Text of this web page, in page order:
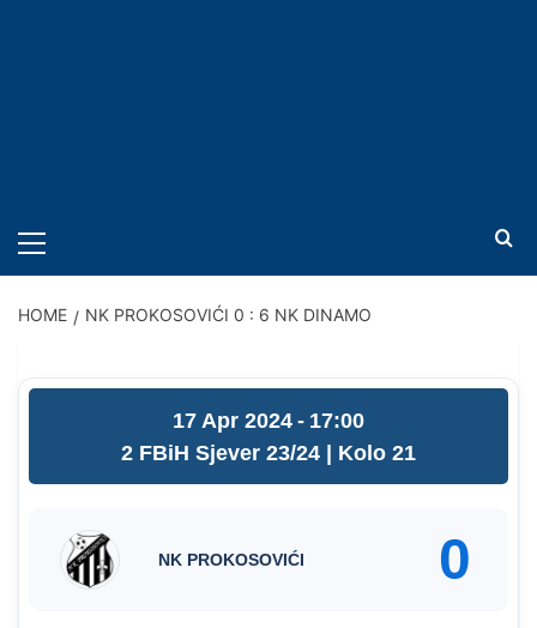
MENU
HOME NK PROKOSOVIĆI 0 : 6 NK DINAMO
17 Apr 2024 - 17:00
2 FBiH Sjever 23/24 | Kolo 21
NK PROKOSOVIĆI 0